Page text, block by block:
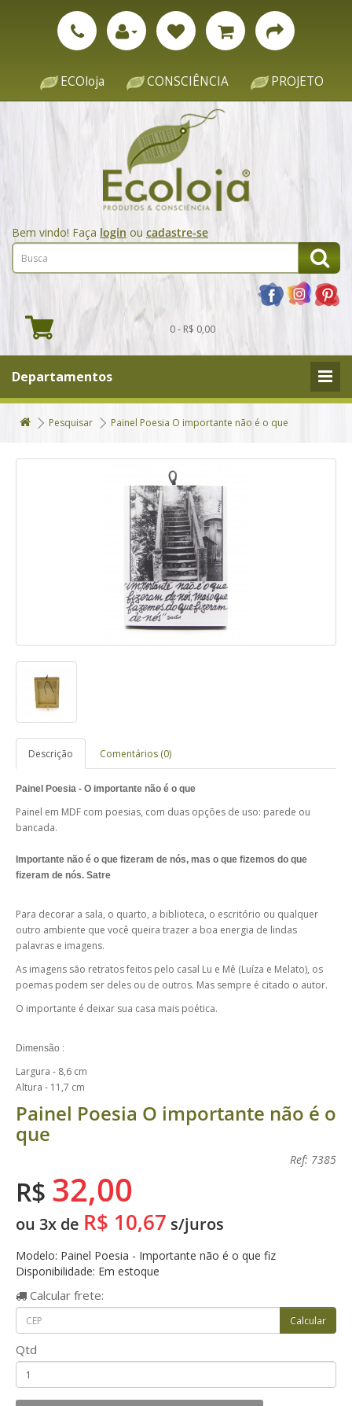
ECOloja CONSCIÊNCIA PROJETO
Bem vindo! Faça login ou cadastre-se
0 - R$ 0,00
Departamentos
Pesquisar Painel Poesia O importante não é o que
Descrição Comentários (0)
Painel Poesia - O importante não é o que
Painel em MDF com poesias, com duas opções de uso: parede ou
bancada.
Importante não é o que fizeram de nós, mas o que fizemos do que
fizeram de nós. Satre
Para decorar a sala, o quarto, a biblioteca, o escritório ou qualquer
outro ambiente que você queira trazer a boa energia de lindas
palavras e imagens.
As imagens são retratos feitos pelo casal Lu e Mê (Luíza e Melato), os
poemas podem ser deles ou de outros. Mas sempre é citado o autor.
O importante é deixar sua casa mais poética.
Dimensão :
Largura - 8,6 cm
Altura - 11,7 cm
Painel Poesia O importante não é o
que
Ref: 7385
R$ 32,00
ou 3x de R$ 10,67 s/juros
Modelo: Painel Poesia - Importante não é o que fiz
Disponibilidade: Em estoque
Calcular frete:
Qtd